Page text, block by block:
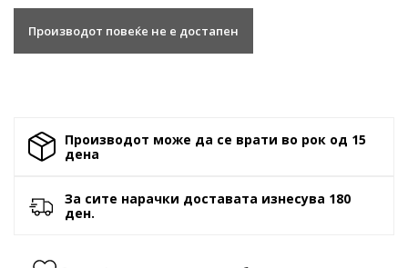
Производот повеќе не е достапен
Производот може да се врати во рок од 15
денa
За сите нарачки доставата изнесува 180
ден.